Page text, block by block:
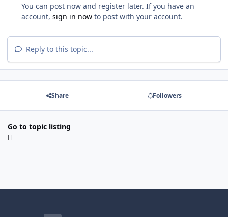
You can post now and register later. If you have an
account, sign in now to post with your account.
Reply to this topic...
Share Followers
Go to topic listing